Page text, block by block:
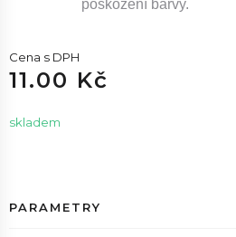
poškození barvy.
Cena s DPH
11.00 Kč
skladem
PARAMETRY